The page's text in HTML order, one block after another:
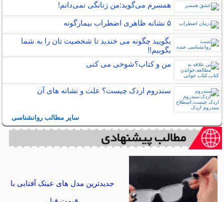
همسرم می‌گوید:من زنانگی نمی‌دانم!
۵ نشانه‌ ظاهری اضطراب بیمارگونه
بگویید چگونه می خندید تا شخصیت تان را به شما
بگوییم!!
من و کتاب؟شوخی می کنی
سندروم اردک چیست؟ علت و نشانه های آن
سایر مطالب روانشناسی
جدیدترین مدل های عینک آفتابی با